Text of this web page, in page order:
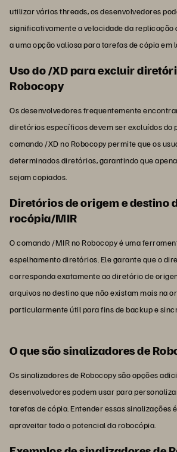
utilizar vários threads, os desenvolvedores
significativamente a velocidade da replicação
a uma opção valiosa para tarefas de cópia em
Uso do /XD para excluir
Robocopy
Os desenvolvedores frequentemente
diretórios específicos devem ser excluídos do
comando /XD no Robocopy permite que os
determinados diretórios, garantindo que
sejam copiados.
Diretórios de origem e destino
rocópia/MIR
O comando /MIR no Robocopy é uma
espelhamento diretórios. Ele garante que o
corresponda exatamente ao diretório de
arquivos no destino que não existam mais na
particularmente útil para fins de backup e
O que são sinalizadores de
Os sinalizadores de Robocopy são opções
desenvolvedores podem usar para
tarefas de cópia. Entender essas sinalizações
aproveitar todo o potencial da robocópia.